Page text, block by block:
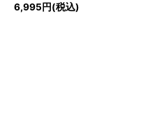
6,995 円(税込)